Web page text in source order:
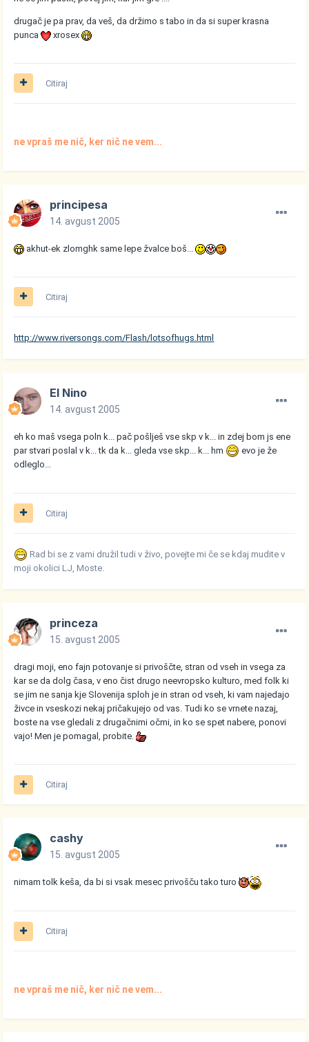
drugač je pa prav, da veš, da držimo s tabo in da si super krasna
punca
xrosex
Citiraj
ne vpraš me nič, ker nič ne vem...
principesa
14. avgust 2005
akhut-ek zlomghk same lepe žvalce boš...
Citiraj
http://www.riversongs.com/Flash/lotsofhugs.html
El Nino
14. avgust 2005
eh ko maš vsega poln k... pač pošlješ vse skp v k... in zdej bom js ene
par stvari poslal v k... tk da k... gleda vse skp... k... hm
evo je že
odleglo...
Citiraj
Rad bi se z vami družil tudi v živo, povejte mi če se kdaj mudite v
moji okolici LJ, Moste.
princeza
15. avgust 2005
dragi moji, eno fajn potovanje si privoščte, stran od vseh in vsega za
kar se da dolg časa, v eno čist drugo neevropsko kulturo, med folk ki
se jim ne sanja kje Slovenija sploh je in stran od vseh, ki vam najedajo
živce in vseskozi nekaj pričakujejo od vas. Tudi ko se vrnete nazaj,
boste na vse gledali z drugačnimi očmi, in ko se spet nabere, ponovi
vajo! Men je pomagal, probite.
Citiraj
cashy
15. avgust 2005
nimam tolk keša, da bi si vsak mesec privošču tako turo
Citiraj
ne vpraš me nič, ker nič ne vem...